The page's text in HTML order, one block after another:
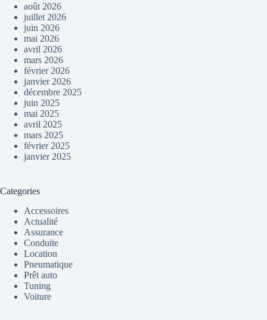
août 2026
juillet 2026
juin 2026
mai 2026
avril 2026
mars 2026
février 2026
janvier 2026
décembre 2025
juin 2025
mai 2025
avril 2025
mars 2025
février 2025
janvier 2025
Categories
Accessoires
Actualité
Assurance
Conduite
Location
Pneumatique
Prêt auto
Tuning
Voiture